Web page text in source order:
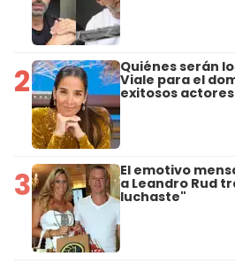
2 Quiénes serán
Viale para el
exitosos actores
3 El emotivo
a Leandro Rud
luchaste"